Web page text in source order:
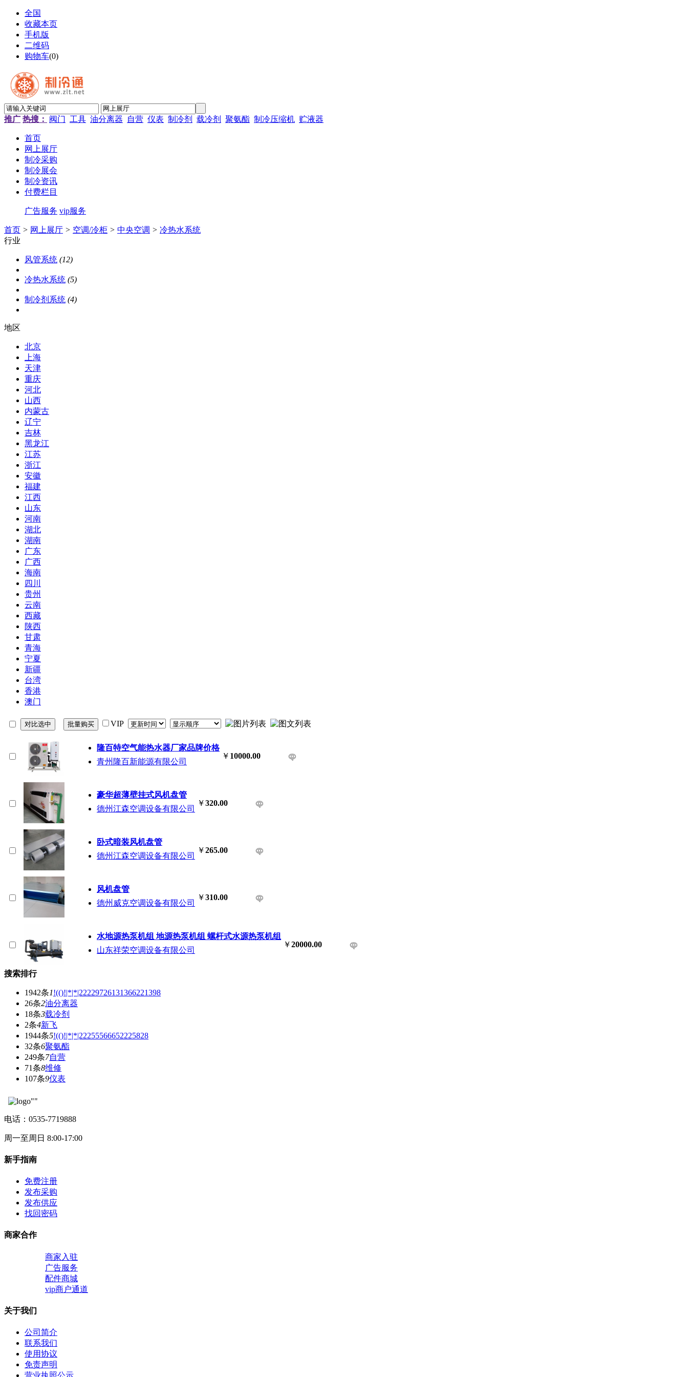
全国
收藏本页
手机版
二维码
购物车(0)
推广 热搜： 阀门 工具 油分离器 自营 仪表 制冷剂 载冷剂 聚氨酯 制冷压缩机 贮液器
首页
网上展厅
制冷采购
制冷展会
制冷资讯
付费栏目
广告服务 vip服务
首页 > 网上展厅 > 空调/冷柜 > 中央空调 > 冷热水系统
行业
风管系统 (12)
冷热水系统 (5)
制冷剂系统 (4)
地区
北京
上海
天津
重庆
河北
山西
内蒙古
辽宁
吉林
黑龙江
江苏
浙江
安徽
福建
江西
山东
河南
湖北
湖南
广东
广西
海南
四川
贵州
云南
西藏
陕西
甘肃
青海
宁夏
新疆
台湾
香港
澳门
VIP
隆百特空气能热水器厂家品牌价格
青州隆百新能源有限公司
￥ 10000.00
豪华超薄壁挂式风机盘管
德州江森空调设备有限公司
￥320.00
卧式暗装风机盘管
德州江森空调设备有限公司
￥265.00
风机盘管
德州威克空调设备有限公司
￥310.00
水地源热泵机组 地源热泵机组 螺杆式水源热泵机组
山东祥荣空调设备有限公司
￥20000.00
搜索排行
1942条1!(()!|*|*|22229726131366221398
26条2油分离器
18条3载冷剂
2条4新飞
1944条5!(()!|*|*|22255566652225828
32条6聚氨酯
249条7自营
71条8维修
107条9仪表
电话：0535-7719888
周一至周日 8:00-17:00
新手指南
免费注册
发布采购
发布供应
找回密码
商家合作
商家入驻
广告服务
配件商城
vip商户通道
关于我们
公司简介
联系我们
使用协议
免责声明
营业执照公示